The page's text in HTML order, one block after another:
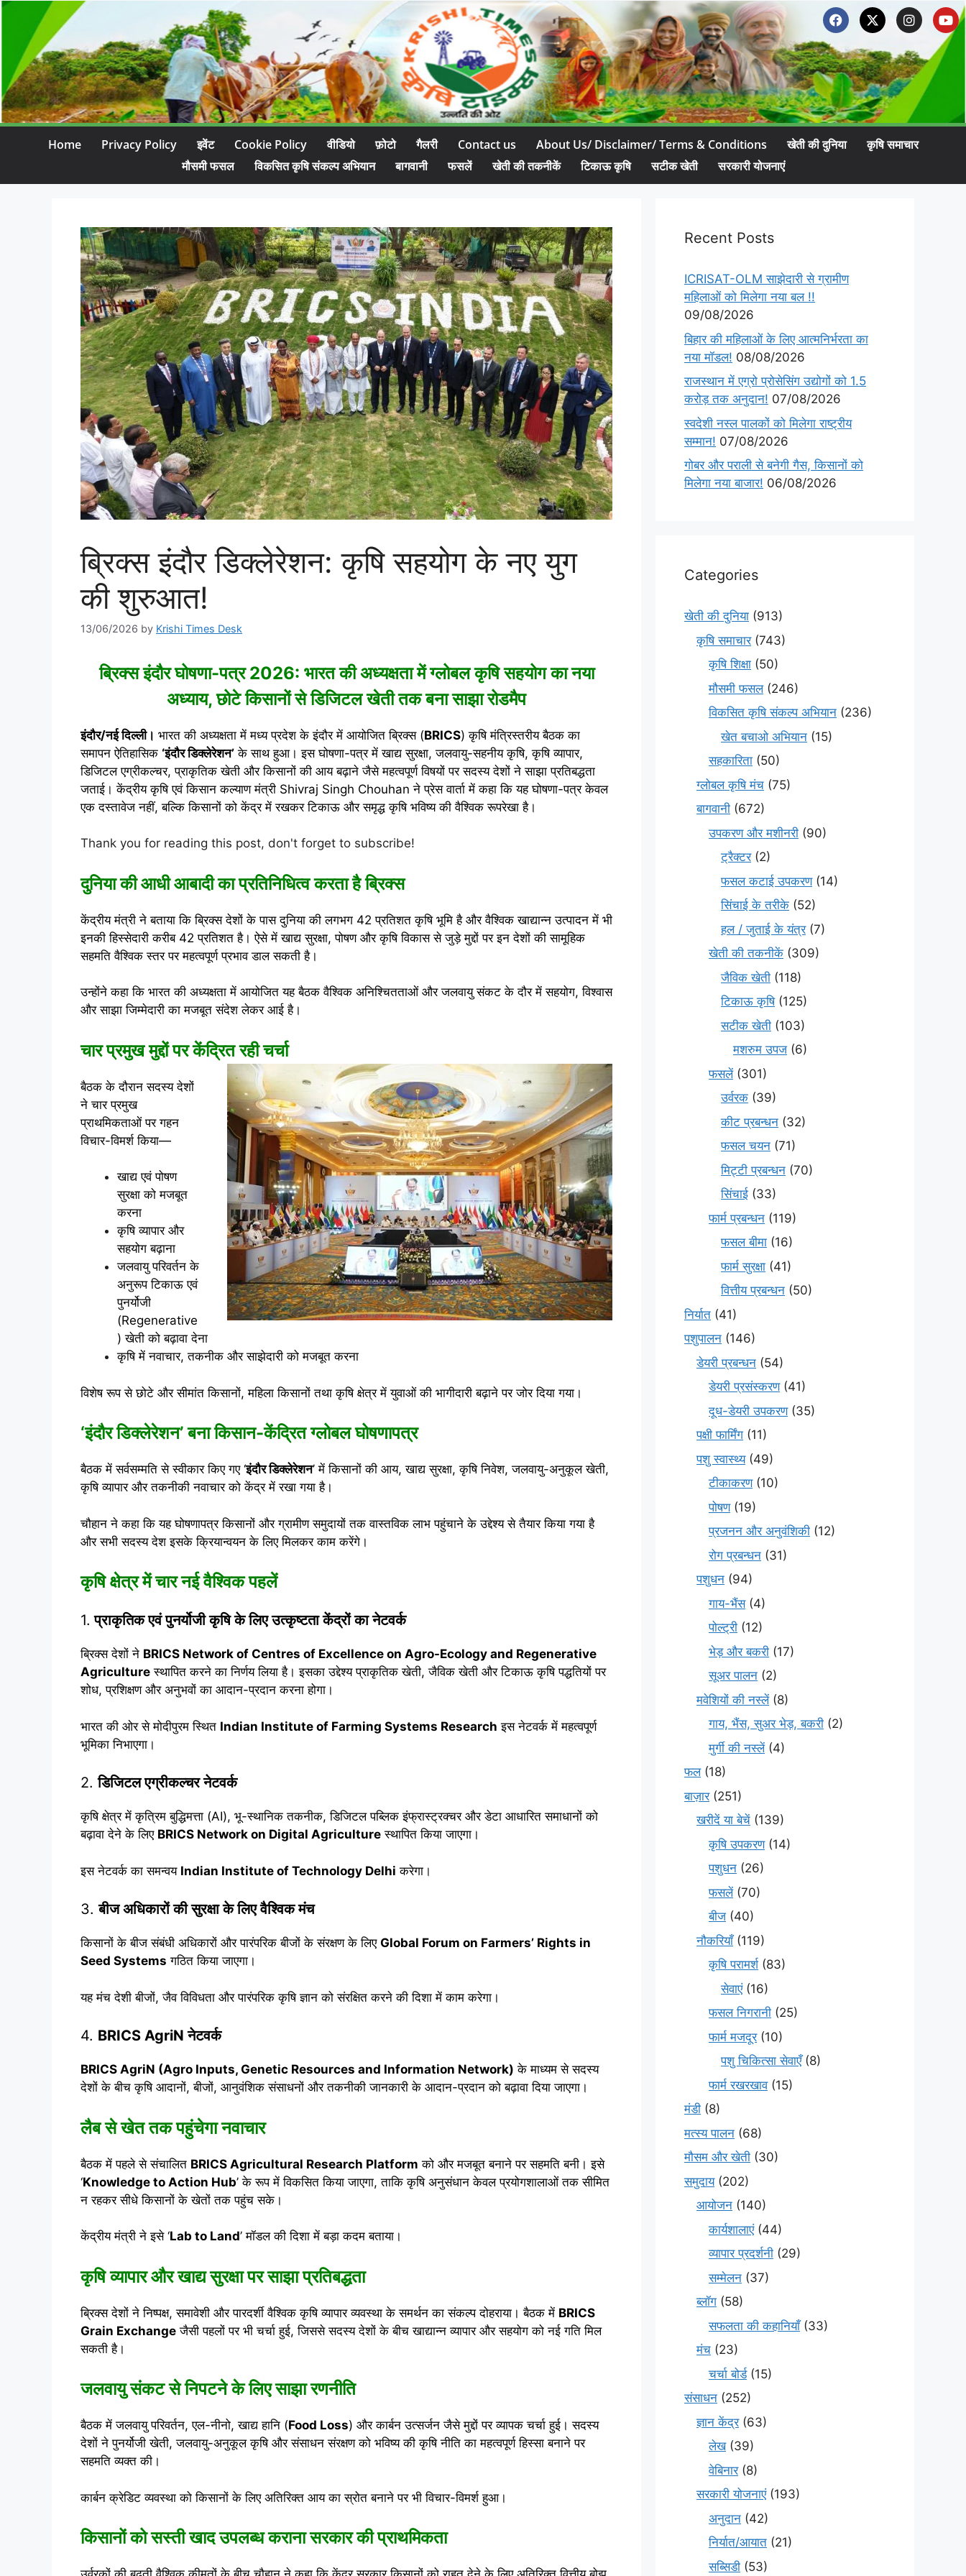
Home Privacy Policy इवेंट Cookie Policy वीडियो फ़ोटो गैलरी Contact us About Us/ Disclaimer/ Terms & Conditions खेती की दुनिया
कृषि समाचार
मौसमी फसल
विकसित कृषि संकल्प अभियान बागवानी फसलें खेती की तकनीकें टिकाऊ कृषि सटीक खेती सरकारी योजनाएं
ब्रिक्स इंदौर डिक्लेरेशन: कृषि सहयोग के नए युग
की शुरुआत!
13/06/2026 by Krishi Times Desk
ब्रिक्स इंदौर घोषणा-पत्र 2026: भारत की अध्यक्षता में ग्लोबल कृषि सहयोग का नया
अध्याय, छोटे किसानों से डिजिटल खेती तक बना साझा रोडमैप
इंदौर/नई दिल्ली। भारत की अध्यक्षता में मध्य प्रदेश के इंदौर में आयोजित ब्रिक्स (BRICS) कृषि मंत्रिस्तरीय बैठक का
समापन ऐतिहासिक ‘इंदौर डिक्लेरेशन’ के साथ हुआ। इस घोषणा-पत्र में खाद्य सुरक्षा, जलवायु-सहनीय कृषि, कृषि व्यापार,
डिजिटल एग्रीकल्चर, प्राकृतिक खेती और किसानों की आय बढ़ाने जैसे महत्वपूर्ण विषयों पर सदस्य देशों ने साझा प्रतिबद्धता
जताई। केंद्रीय कृषि एवं किसान कल्याण मंत्री Shivraj Singh Chouhan ने प्रेस वार्ता में कहा कि यह घोषणा-पत्र केवल
एक दस्तावेज नहीं, बल्कि किसानों को केंद्र में रखकर टिकाऊ और समृद्ध कृषि भविष्य की वैश्विक रूपरेखा है।
Thank you for reading this post, don't forget to subscribe!
दुनिया की आधी आबादी का प्रतिनिधित्व करता है ब्रिक्स
केंद्रीय मंत्री ने बताया कि ब्रिक्स देशों के पास दुनिया की लगभग 42 प्रतिशत कृषि भूमि है और वैश्विक खाद्यान्न उत्पादन में भी
इनकी हिस्सेदारी करीब 42 प्रतिशत है। ऐसे में खाद्य सुरक्षा, पोषण और कृषि विकास से जुड़े मुद्दों पर इन देशों की सामूहिक
सहमति वैश्विक स्तर पर महत्वपूर्ण प्रभाव डाल सकती है।
उन्होंने कहा कि भारत की अध्यक्षता में आयोजित यह बैठक वैश्विक अनिश्चितताओं और जलवायु संकट के दौर में सहयोग, विश्वास
और साझा जिम्मेदारी का मजबूत संदेश लेकर आई है।
चार प्रमुख मुद्दों पर केंद्रित रही चर्चा
बैठक के दौरान सदस्य देशों
ने चार प्रमुख
प्राथमिकताओं पर गहन
विचार-विमर्श किया—
खाद्य एवं पोषण
सुरक्षा को मजबूत
करना
कृषि व्यापार और
सहयोग बढ़ाना
जलवायु परिवर्तन के
अनुरूप टिकाऊ एवं
पुनर्योजी
(Regenerative
) खेती को बढ़ावा देना
कृषि में नवाचार, तकनीक और साझेदारी को मजबूत करना
विशेष रूप से छोटे और सीमांत किसानों, महिला किसानों तथा कृषि क्षेत्र में युवाओं की भागीदारी बढ़ाने पर जोर दिया गया।
‘इंदौर डिक्लेरेशन’ बना किसान-केंद्रित ग्लोबल घोषणापत्र
बैठक में सर्वसम्मति से स्वीकार किए गए ‘इंदौर डिक्लेरेशन’ में किसानों की आय, खाद्य सुरक्षा, कृषि निवेश, जलवायु-अनुकूल खेती,
कृषि व्यापार और तकनीकी नवाचार को केंद्र में रखा गया है।
चौहान ने कहा कि यह घोषणापत्र किसानों और ग्रामीण समुदायों तक वास्तविक लाभ पहुंचाने के उद्देश्य से तैयार किया गया है
और सभी सदस्य देश इसके क्रियान्वयन के लिए मिलकर काम करेंगे।
कृषि क्षेत्र में चार नई वैश्विक पहलें
1. प्राकृतिक एवं पुनर्योजी कृषि के लिए उत्कृष्टता केंद्रों का नेटवर्क
ब्रिक्स देशों ने BRICS Network of Centres of Excellence on Agro-Ecology and Regenerative
Agriculture स्थापित करने का निर्णय लिया है। इसका उद्देश्य प्राकृतिक खेती, जैविक खेती और टिकाऊ कृषि पद्धतियों पर
शोध, प्रशिक्षण और अनुभवों का आदान-प्रदान करना होगा।
भारत की ओर से मोदीपुरम स्थित Indian Institute of Farming Systems Research इस नेटवर्क में महत्वपूर्ण
भूमिका निभाएगा।
2.डिजिटल एग्रीकल्चर नेटवर्क
कृषि क्षेत्र में कृत्रिम बुद्धिमत्ता (AI), भू-स्थानिक तकनीक, डिजिटल पब्लिक इंफ्रास्ट्रक्चर और डेटा आधारित समाधानों को
बढ़ावा देने के लिए BRICS Network on Digital Agriculture स्थापित किया जाएगा।
इस नेटवर्क का समन्वय Indian Institute of Technology Delhi करेगा।
3.बीज अधिकारों की सुरक्षा के लिए वैश्विक मंच
किसानों के बीज संबंधी अधिकारों और पारंपरिक बीजों के संरक्षण के लिए Global Forum on Farmers’ Rights in
Seed Systems गठित किया जाएगा।
यह मंच देशी बीजों, जैव विविधता और पारंपरिक कृषि ज्ञान को संरक्षित करने की दिशा में काम करेगा।
4. BRICS AgriN नेटवर्क
BRICS AgriN (Agro Inputs, Genetic Resources and Information Network) के माध्यम से सदस्य
देशों के बीच कृषि आदानों, बीजों, आनुवंशिक संसाधनों और तकनीकी जानकारी के आदान-प्रदान को बढ़ावा दिया जाएगा।
लैब से खेत तक पहुंचेगा नवाचार
बैठक में पहले से संचालित BRICS Agricultural Research Platform को और मजबूत बनाने पर सहमति बनी। इसे
‘Knowledge to Action Hub’ के रूप में विकसित किया जाएगा, ताकि कृषि अनुसंधान केवल प्रयोगशालाओं तक सीमित
न रहकर सीधे किसानों के खेतों तक पहुंच सके।
केंद्रीय मंत्री ने इसे ‘Lab to Land’ मॉडल की दिशा में बड़ा कदम बताया।
कृषि व्यापार और खाद्य सुरक्षा पर साझा प्रतिबद्धता
ब्रिक्स देशों ने निष्पक्ष, समावेशी और पारदर्शी वैश्विक कृषि व्यापार व्यवस्था के समर्थन का संकल्प दोहराया। बैठक में BRICS
Grain Exchange जैसी पहलों पर भी चर्चा हुई, जिससे सदस्य देशों के बीच खाद्यान्न व्यापार और सहयोग को नई गति मिल
सकती है।
जलवायु संकट से निपटने के लिए साझा रणनीति
बैठक में जलवायु परिवर्तन, एल-नीनो, खाद्य हानि (Food Loss) और कार्बन उत्सर्जन जैसे मुद्दों पर व्यापक चर्चा हुई। सदस्य
देशों ने पुनर्योजी खेती, जलवायु-अनुकूल कृषि और संसाधन संरक्षण को भविष्य की कृषि नीति का महत्वपूर्ण हिस्सा बनाने पर
सहमति व्यक्त की।
कार्बन क्रेडिट व्यवस्था को किसानों के लिए अतिरिक्त आय का स्रोत बनाने पर भी विचार-विमर्श हुआ।
किसानों को सस्ती खाद उपलब्ध कराना सरकार की प्राथमिकता
Recent Posts
ICRISAT-OLM साझेदारी से ग्रामीण
महिलाओं को मिलेगा नया बल !!
09/08/2026
बिहार की महिलाओं के लिए आत्मनिर्भरता का
नया मॉडल! 08/08/2026
राजस्थान में एग्रो प्रोसेसिंग उद्योगों को 1.5
करोड़ तक अनुदान! 07/08/2026
स्वदेशी नस्ल पालकों को मिलेगा राष्ट्रीय
सम्मान! 07/08/2026
गोबर और पराली से बनेगी गैस, किसानों को
मिलेगा नया बाजार! 06/08/2026
Categories
खेती की दुनिया (913)
कृषि समाचार(743)
कृषि शिक्षा (50)
मौसमी फसल(246)
विकसित कृषि संकल्प अभियान (236)
खेत बचाओ अभियान (15)
सहकारिता (50)
ग्लोबल कृषि मंच (75)
बागवानी (672)
उपकरण और मशीनरी (90)
ट्रैक्टर(2)
फसल कटाई उपकरण(14)
सिंचाई के तरीके (52)
हल / जुताई के यंत्र(7)
खेती की तकनीकें (309)
जैविक खेती (118)
टिकाऊ कृषि(125)
सटीक खेती (103)
मशरुम उपज (6)
फसलें(301)
उर्वरक (39)
कीट प्रबन्धन (32)
फसल चयन (71)
मि‌ट्टी प्रबन्धन (70)
सिंचाई (33)
फार्म प्रबन्धन (119)
फसल बीमा (16)
फार्म सुरक्षा (41)
वित्तीय प्रबन्धन (50)
निर्यात (41)
पशुपालन (146)
डेयरी प्रबन्धन (54)
डेयरी प्रसंस्करण(41)
दूध-डेयरी उपकरण(35)
पक्षी फार्मिंग (11)
पशु स्वास्थ्य(49)
टीकाकरण(10)
पोषण(19)
प्रजनन और अनुवंशिकी (12)
रोग प्रबन्धन (31)
पशुधन (94)
गाय-भैंस(4)
पोल्ट्री (12)
भेड़ और बकरी (17)
सूअर पालन (2)
मवेशियों की नस्लें(8)
गाय, भैंस, सुअर भेड़, बकरी (2)
मुर्गी की नस्लें(4)
फल(18)
बाज़ार(251)
खरीदें या बेचें (139)
कृषि उपकरण(14)
पशुधन (26)
फसलें(70)
बीज (40)
नौकरियाँ(119)
कृषि परामर्श(83)
सेवाएं(16)
फसल निगरानी (25)
फार्म मजदूर(10)
पशु चिकित्सा सेवाएँ(8)
फार्म रखरखाव(15)
मंडी (8)
मत्स्य पालन (68)
मौसम और खेती (30)
समुदाय(202)
आयोजन (140)
कार्यशालाएं(44)
व्यापार प्रदर्शनी (29)
सम्मेलन (37)
ब्लॉग (58)
सफलता की कहानियाँ(33)
मंच (23)
चर्चा बोर्ड(15)
संसाधन (252)
ज्ञान केंद्र(63)
लेख(39)
वेबिनार(8)
सरकारी योजनाएं(193)
अनुदान (42)
निर्यात/आयात (21)
सब्सिडी (53)